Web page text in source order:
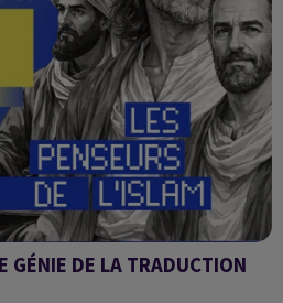
GÉNIE DE LA TRADUCTION